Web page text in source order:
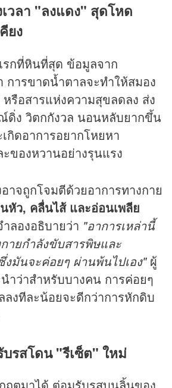
วลา "ลงแดง" สุดโหด
ยง
กที่หินที่สุด ข้อมูลจาก
การขาดน้ำตาลจะทำให้สมอง
รือสารแห่งความสุขลดลง ส่ง
ง วิตกกังวล นอนหลับยากขึ้น
กิดอาการอยากโหยหา
ของหวานอย่างรุนแรง
จถูกโจมตีด้วยอาการทางกาย
หัว, คลื่นไส้ และอ่อนเพลีย
ลองอธิบายว่า "อาการเหล่านี้
ายกำลังขับสารพิษและ
มันจะค่อยๆ ผ่านพ้นไปเอง"ผู้
ำว่าสำหรับบางคน การค่อยๆ
งทีละน้อยจะดีกว่าการหักดิบ
รสโดน "รีเซ็ต" ใหม่